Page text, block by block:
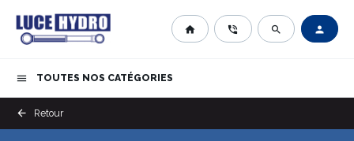
home phone_in_talk search person
menu TOUTES NOS CATÉGORIES
arrow_back Retour